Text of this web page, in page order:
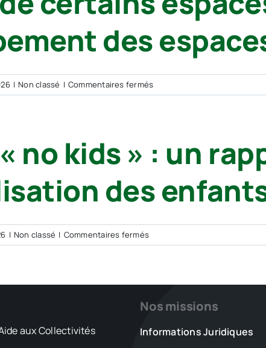
des
| Non classé | Commentaires ferméssur
JORF
l’exclusion
de
espaces
des
«
no kids » : un
des
| Non classé | Commentaires ferméssur
Espaces
rapport
sur
aux Collectivités
Nos missions
Informations Juridiques